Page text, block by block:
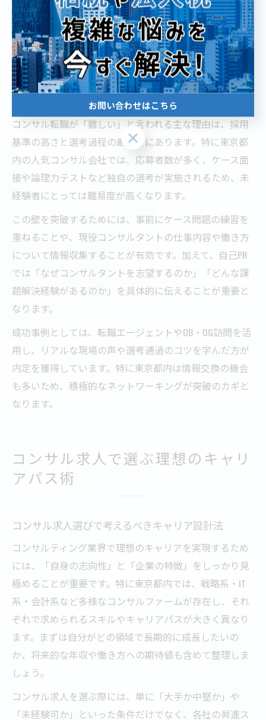
歓迎求人の中には、実際には高い適応力やストレス耐性
が求められるポジションも多く見受けられます。選考突
破のためには、自己分析を徹底し、事前準備を怠らない
ことが成功のポイントです。
コンサル転職 難しい理由と突破のための工夫
コンサル転職が「難しい」と言われる主な理由は、採用
基準の高さと選考過程の厳しさにあります。特に東京都
内の人気コンサル会社では、応募者数が多く、ケース面
接や論理力テストなど独自の選考が実施されるため、未
経験者にとっては難易度が高くなります。
この壁を突破するためには、事前にケース問題の練習を
重ねることや、現役コンサルタントの仕事内容や働き方
について情報収集することが有効です。加えて、自己PR
では「なぜコンサルタントを志望するのか」「どんな課
題解決経験があるのか」を具体的に伝えることが重要と
なります。
成功事例としては、転職エージェントやOB・OG訪問を活
用し、リアルな現場の声や選考通過のコツを学んだ方が
内定を獲得しています。特に東京都内は情報交換の機会
も多いため、積極的なネットワーキングが突破のカギと
なります。
コンサル求人で選ぶ理想のキャリ
アパス術
コンサル求人選びで考えるべきキャリア設計法
コンサルティング業界で理想のキャリアを実現するため
には、「自身の志向性」と「企業の特徴」をしっかり見
極めることが重要です。特に東京都内では、戦略系・IT
系・会計系など多様なコンサルファームが存在し、それ
ぞれで求められるスキルやキャリアパスが大きく異なり
ます。まずは自分がどの領域で長期的に成長したいの
か、将来的な年収や働き方への期待値も含めて整理しま
しょう。
コンサル求人を選ぶ際には、単に「大手か中堅か」や
「未経験可か」といった条件だけでなく、各社の昇進ス
お問い合わせはこちら
お問い合わせはこちら